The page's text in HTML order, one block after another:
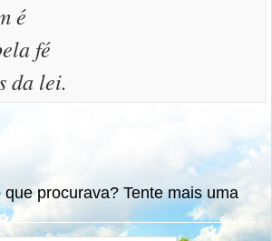
é
fé
da lei.
procurava? Tente mais uma